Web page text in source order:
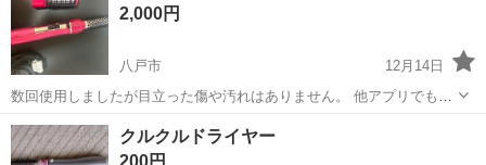
2,000円
八戸市
12月14日
数回使用しましたが目立った傷や汚れはありません。 他アプリでも出
品しているため、やり取り途中でもその他のアプリで購入が決まった
場合そちらを優先します。
青森 八戸市 美容家電 カールドライヤー
クルクルドライヤー
200円